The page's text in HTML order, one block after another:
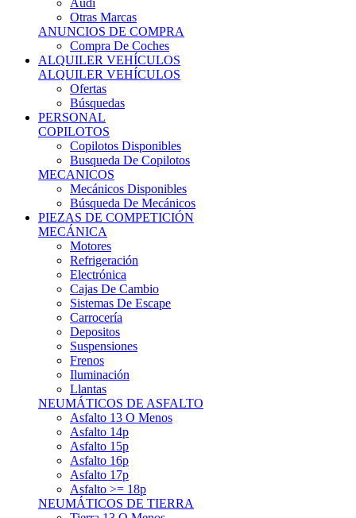
Audi
Otras Marcas
ANUNCIOS DE COMPRA
Compra De Coches
ALQUILER VEHÍCULOS
ALQUILER VEHÍCULOS
Ofertas
Búsquedas
PERSONAL
COPILOTOS
Copilotos Disponibles
Busqueda De Copilotos
MECANICOS
Mecánicos Disponibles
Búsqueda De Mecánicos
PIEZAS DE COMPETICIÓN
MECÁNICA
Motores
Refrigeración
Electrónica
Cajas De Cambio
Sistemas De Escape
Carrocería
Depositos
Suspensiones
Frenos
Iluminación
Llantas
NEUMÁTICOS DE ASFALTO
Asfalto 13 O Menos
Asfalto 14p
Asfalto 15p
Asfalto 16p
Asfalto 17p
Asfalto >= 18p
NEUMÁTICOS DE TIERRA